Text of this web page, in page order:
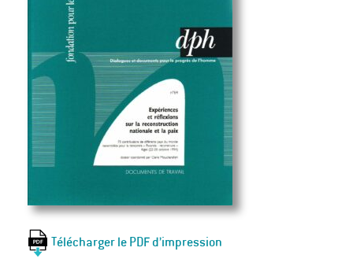
Télécharger le PDF d’impression